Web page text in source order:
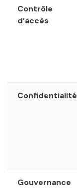
Contrôle
d’accès
Confidentialité
Gouvernance